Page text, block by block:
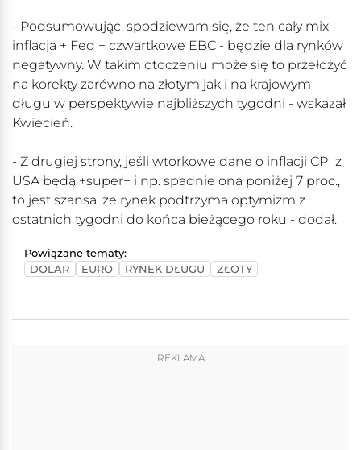
- Podsumowując, spodziewam się, że ten cały mix -
inflacja + Fed + czwartkowe EBC - będzie dla rynków
negatywny. W takim otoczeniu może się to przełożyć
na korekty zarówno na złotym jak i na krajowym
długu w perspektywie najbliższych tygodni - wskazał
Kwiecień.
- Z drugiej strony, jeśli wtorkowe dane o inflacji CPI z
USA będą +super+ i np. spadnie ona poniżej 7 proc.,
to jest szansa, że rynek podtrzyma optymizm z
ostatnich tygodni do końca bieżącego roku - dodał.
Powiązane tematy:
DOLAR
EURO RYNEK DŁUGU ZŁOTY
REKLAMA